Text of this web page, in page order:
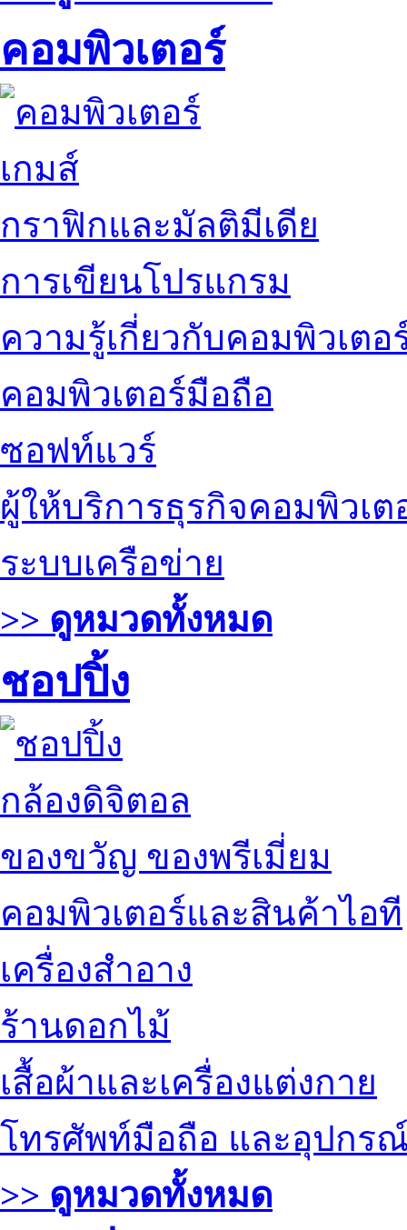
คอมพิวเตอร์
เกมส์
กราฟิกและมัลติมีเดีย
การเขียนโปรแกรม
ความรู้เกี่ยวกับคอมพิวเตอ
คอมพิวเตอร์มือถือ
ซอฟท์แวร์
ผู้ให้บริการธุรกิจคอมพิวเต
ระบบเครือข่าย
>> ดูหมวดทั้งหมด
ชอปปิ้ง
กล้องดิจิตอล
ของขวัญ ของพรีเมี่ยม
คอมพิวเตอร์และสินค้าไอที
เครื่องสำอาง
ร้านดอกไม้
เสื้อผ้าและเครื่องแต่งกาย
โทรศัพท์มือถือ และอุปกร
>> ดูหมวดทั้งหมด